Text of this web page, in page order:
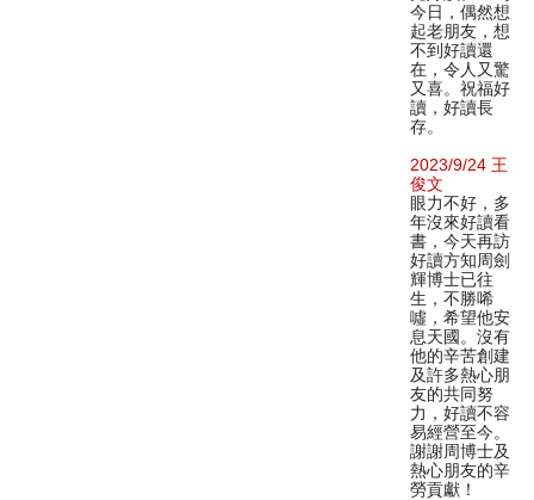
今日，偶然想
起老朋友，想
不到好讀還
在，令人又驚
又喜。祝福好
讀，好讀長
存。
2023/9/24 王
俊文
眼力不好，多
年沒來好讀看
書，今天再訪
好讀方知周劍
輝博士已往
生，不勝唏
噓，希望他安
息天國。沒有
他的辛苦創建
及許多熱心朋
友的共同努
力，好讀不容
易經營至今。
謝謝周博士及
熱心朋友的辛
勞貢獻！